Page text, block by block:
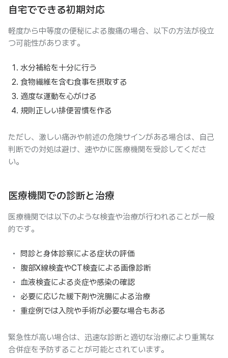
自宅でできる初期対応
軽度から中等度の便秘による腹痛の場合、以下の方法が役立
つ可能性があります。
水分補給を十分に行う
食物繊維を含む食事を摂取する
適度な運動を心がける
規則正しい排便習慣を作る
ただし、激しい痛みや前述の危険サインがある場合は、自己
判断での対処は避け、速やかに医療機関を受診してくださ
い。
医療機関での診断と治療
医療機関では以下のような検査や治療が行われることが一般
的です。
問診と身体診察による症状の評価
腹部X線検査やCT検査による画像診断
血液検査による炎症や感染の確認
必要に応じた緩下剤や浣腸による治療
重症例では入院や手術が必要な場合もある
緊急性が高い場合は、迅速な診断と適切な治療により重篤な
合併症を予防することが可能とされています。